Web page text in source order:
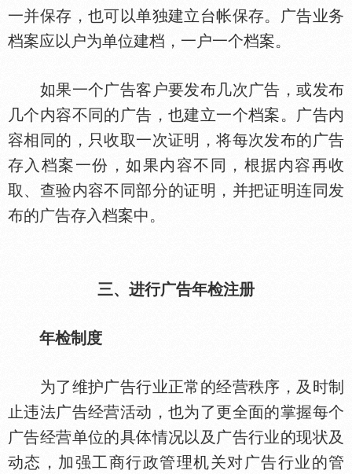
一并保存，也可以单独建立台帐保存。广告业务
档案应以户为单位建档，一户一个档案。
如果一个广告客户要发布几次广告，或发布
几个内容不同的广告，也建立一个档案。广告内
容相同的，只收取一次证明，将每次发布的广告
存入档案一份，如果内容不同，根据内容再收
取、查验内容不同部分的证明，并把证明连同发
布的广告存入档案中。
三、进行广告年检注册
年检制度
为了维护广告行业正常的经营秩序，及时制
止违法广告经营活动，也为了更全面的掌握每个
广告经营单位的具
情况以及广告行业的现状及
动态，加强工商行政管理机关对广告行业的管